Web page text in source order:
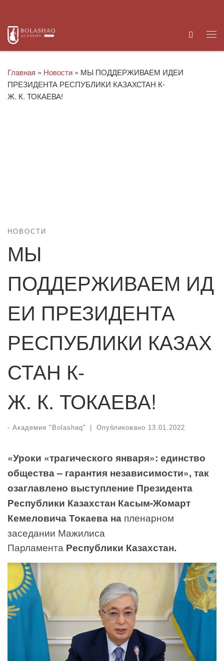
Search
Главная » Новости » МЫ ПОДДЕРЖИВАЕМ ИДЕИ
ПРЕЗИДЕНТА РЕСПУБЛИКИ КАЗАХСТАН К-
Ж. К. ТОКАЕВА!
НОВОСТИ
МЫ
ПОДДЕРЖИВАЕМ ИД
ЕИ ПРЕЗИДЕНТА
РЕСПУБЛИКИ КАЗАХ
СТАН К-
Ж. К. ТОКАЕВА!
- Академия "Bolashaq" | Опубликовано 13.01.2022
«Уроки «трагического января»: единство
общества – гарантия независимости», так
озаглавлено выступление Президента
Республики Казахстан Касым-Жомарт
Кемеловича Токаева на пленарном
заседании Мажилиса
Парламента Республики Казахстан.